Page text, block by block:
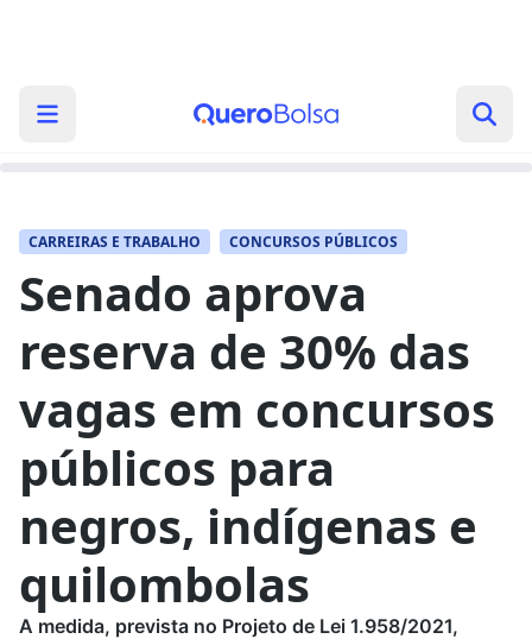
CARREIRAS E TRABALHO CONCURSOS PÚBLICOS
Senado aprova
reserva de 30% das
vagas em concursos
públicos para
negros, indígenas e
quilombolas
A medida, prevista no Projeto de Lei 1.958/2021,